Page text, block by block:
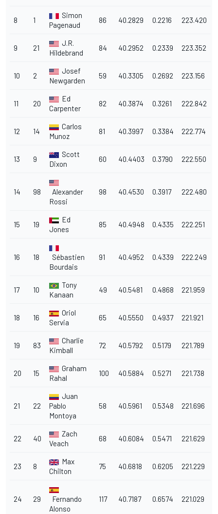
8 1
Simon
Pagenaud
86 40.2829 0.2216 223.420
9 21
J.R.
Hildebrand
84 40.2952 0.2339 223.352
10 2
Josef
Newgarden
59 40.3305 0.2692 223.156
11 20
Ed
Carpenter
82 40.3874 0.3261 222.842
12 14
Carlos
Munoz
81 40.3997 0.3384 222.774
13 9
Scott
Dixon
60 40.4403 0.3790 222.550
14 98
Alexander
Rossi
98 40.4530 0.3917 222.480
15 19
Ed
Jones
85 40.4948 0.4335 222.251
16 18
Sébastien
Bourdais
91 40.4952 0.4339 222.249
17 10
Tony
Kanaan
49 40.5481 0.4868 221.959
18 16
Oriol
Servia
65 40.5550 0.4937 221.921
19 83
Charlie
Kimball
72 40.5792 0.5179 221.789
20 15
Graham
Rahal
100 40.5884 0.5271 221.738
21 22
Juan
Pablo
Montoya
58 40.5961 0.5348 221.696
22 40
Zach
Veach
68 40.6084 0.5471 221.629
23 8
Max
Chilton
75 40.6818 0.6205 221.229
24 29
Fernando
Alonso
117 40.7187 0.6574 221.029